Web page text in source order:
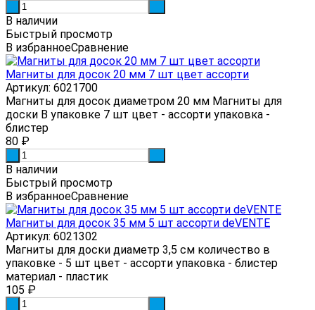
В наличии
Быстрый просмотр
В избранноеСравнение
Магниты для досок 20 мм 7 шт цвет ассорти
Артикул: 6021700
Магниты для досок диаметром 20 мм Магниты для
доски В упаковке 7 шт цвет - ассорти упаковка -
блистер
80 ₽
В наличии
Быстрый просмотр
В избранноеСравнение
Магниты для досок 35 мм 5 шт ассорти deVENTE
Артикул: 6021302
Магниты для доски диаметр 3,5 см количество в
упаковке - 5 шт цвет - ассорти упаковка - блистер
материал - пластик
105 ₽